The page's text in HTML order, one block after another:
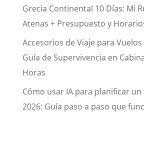
Grecia Continental 10 Días: Mi
Atenas + Presupuesto y
Accesorios de Viaje para Vuelos
Guía de Supervivencia en
Horas
Cómo usar IA para planificar
2026: Guía paso a paso que